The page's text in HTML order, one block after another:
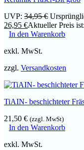
UVP: 34,95€
26,95 €Aktueller Preis
In den Warenkorb
exkl. MwSt.
zzgl. Versandkosten
TiAIN- beschichteter
21,50 € (zzgl. MwSt)
In den Warenkorb
exkl. MwSt.